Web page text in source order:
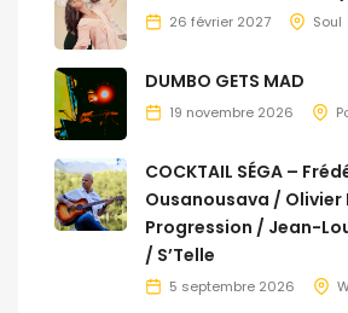
26 février 2027 Soul
DUMBO GETS MAD
19 novembre 2026
COCKTAIL SÉGA –
Ousanousava / Olivier
Progression / Jean-
/ S’Telle
5 septembre 2026